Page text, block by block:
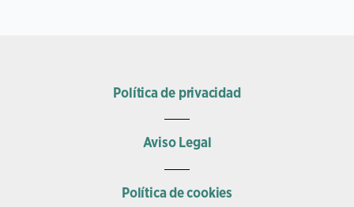
Política de privacidad
Aviso Legal
Política de cookies